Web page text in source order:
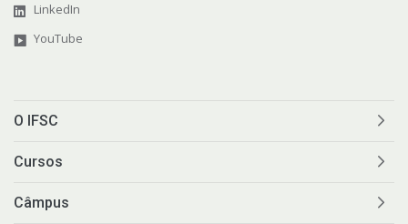
LinkedIn
YouTube
O IFSC
Cursos
Câmpus